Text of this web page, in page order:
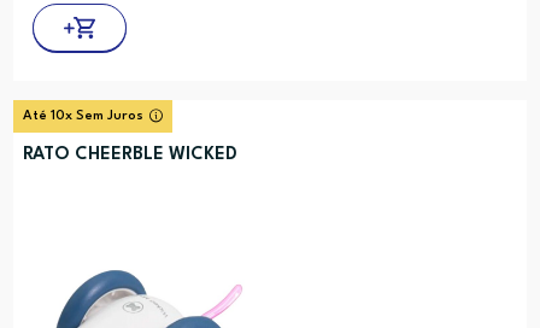
Até 10x Sem Juros
RATO CHEERBLE WICKED